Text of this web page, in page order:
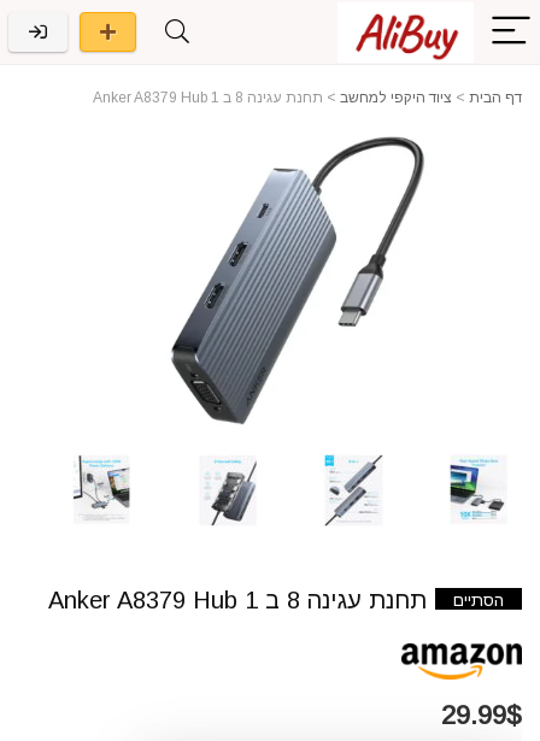
דף הבית > ציוד היקפי למחשב > תחנת עגינה 8 ב 1 Anker A8379 Hub
הסתיים תחנת עגינה 8 ב 1 Anker A8379 Hub
29.99$